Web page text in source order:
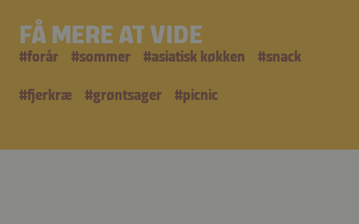
FÅ MERE AT VIDE
#forår #sommer #asiatisk køkken #snack
#fjerkræ #grøntsager #picnic